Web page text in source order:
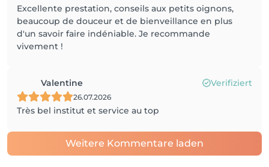
Excellente prestation, conseils aux petits oignons,
beaucoup de douceur et de bienveillance en plus
d'un savoir faire indéniable. Je recommande
vivement !
Valentine Verifiziert
26.07.2026
Très bel institut et service au top
Weitere Kommentare laden